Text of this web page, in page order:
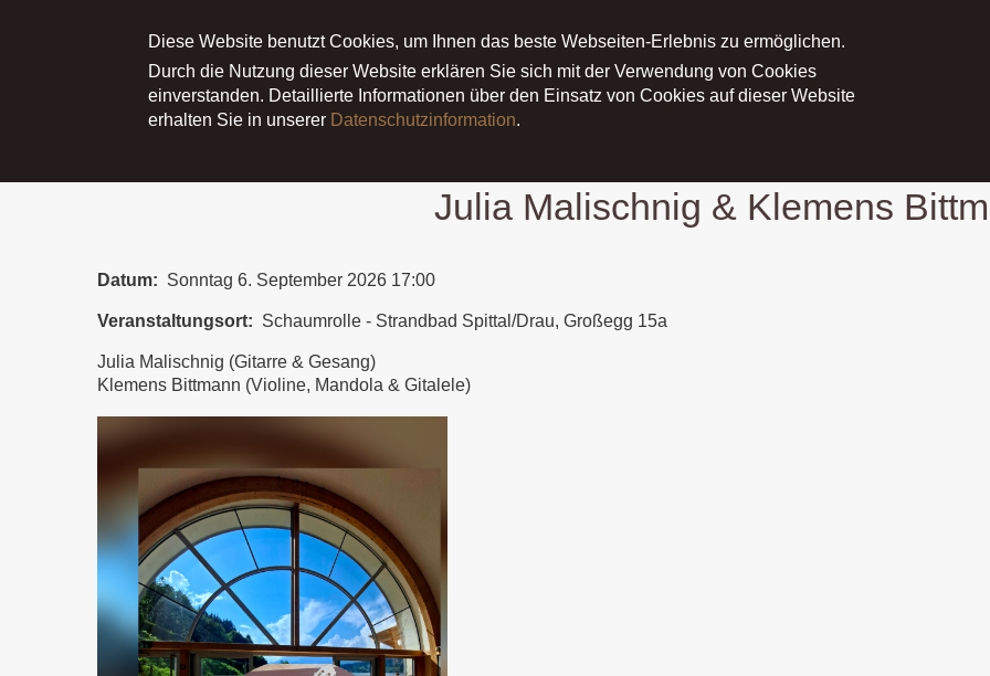
Diese Website benutzt Cookies, um Ihnen das beste Webseiten-Erlebnis zu ermöglichen.
Durch die Nutzung dieser Website erklären Sie sich mit der Verwendung von Cookies
einverstanden. Detaillierte Informationen über den Einsatz von Cookies auf dieser Website
erhalten Sie in unserer Datenschutzinformation.
Main menu
ÜBER JULIA NEWS TERMINE PROJEKTE MEDIEN
Startseite Termine Julia Malischnig & Klemens Bittmann
Julia Malischnig & Klemens
Datum Sonntag 6. September 2026 17:00
Veranstaltungsort Schaumrolle - Strandbad Spittal/Drau, Großegg 15a
Julia Malischnig (Gitarre & Gesang)
Klemens Bittmann (Violine, Mandola & Gitalele)